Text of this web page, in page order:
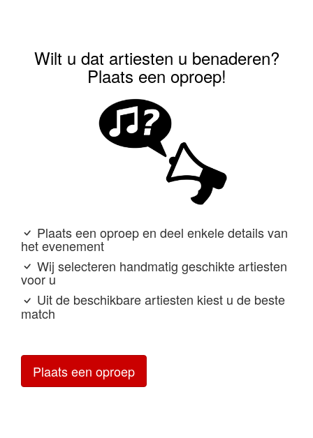
Wilt u dat artiesten u benaderen?
Plaats een oproep!
Plaats een oproep en deel enkele details van
het evenement
Wij selecteren handmatig geschikte artiesten
voor u
Uit de beschikbare artiesten kiest u de beste
match
Plaats een oproep